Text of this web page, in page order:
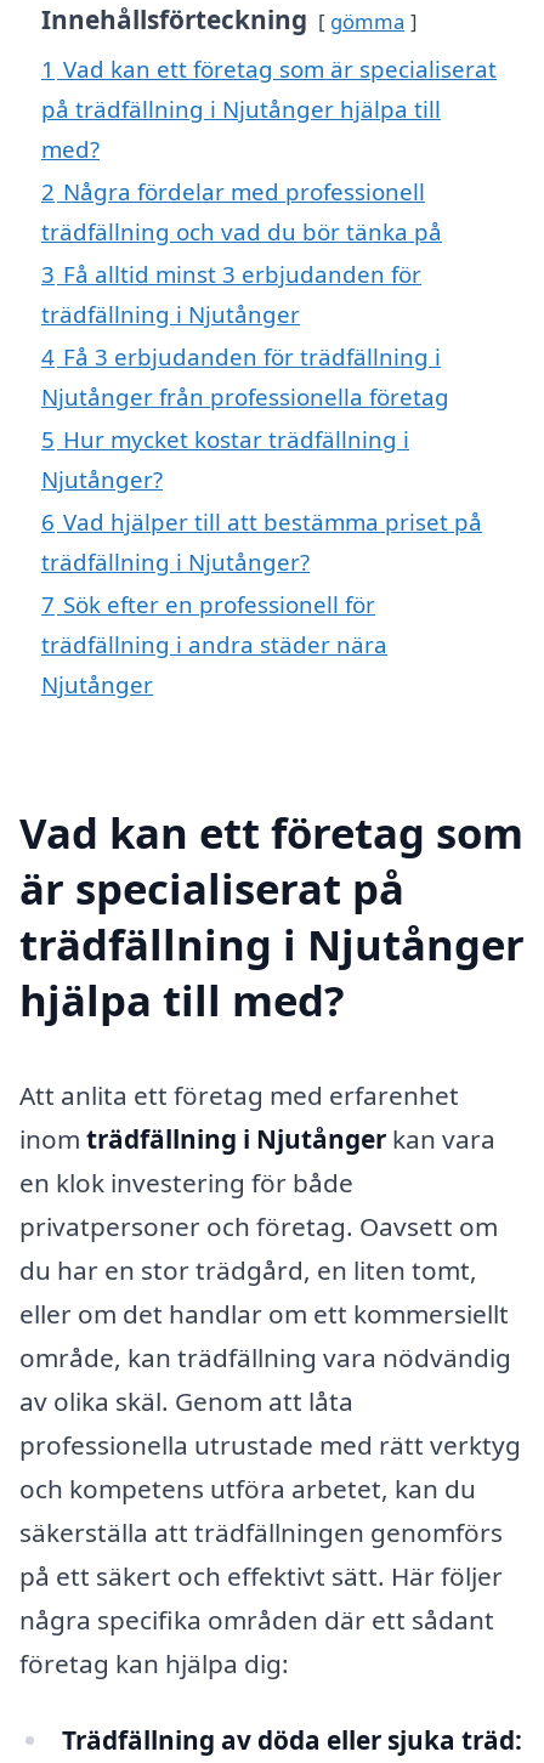
Innehållsförteckning gömma
1 Vad kan ett företag som är specialiserat
på trädfällning i Njutånger hjälpa till
med?
2 Några fördelar med professionell
trädfällning och vad du bör tänka på
3 Få alltid minst 3 erbjudanden för
trädfällning i Njutånger
4 Få 3 erbjudanden för trädfällning i
Njutånger från professionella företag
5 Hur mycket kostar trädfällning i
Njutånger?
6 Vad hjälper till att bestämma priset på
trädfällning i Njutånger?
7 Sök efter en professionell för
trädfällning i andra städer nära
Njutånger
Vad kan ett företag som
är specialiserat på
trädfällning i Njutånger
hjälpa till med?
Att anlita ett företag med erfarenhet
inom trädfällning i Njutånger kan vara
en klok investering för både
privatpersoner och företag. Oavsett om
du har en stor trädgård, en liten tomt,
eller om det handlar om ett kommersiellt
område, kan trädfällning vara nödvändig
av olika skäl. Genom att låta
professionella utrustade med rätt verktyg
och kompetens utföra arbetet, kan du
säkerställa att trädfällningen genomförs
på ett säkert och effektivt sätt. Här följer
några specifika områden där ett sådant
företag kan hjälpa dig:
Trädfällning av döda eller sjuka träd: